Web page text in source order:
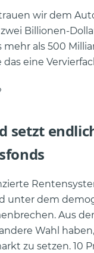
wir dem
Billionen-
mehr als 500
das eine
setzt
unter dem
Aus
Wahl
zu setzen. 10